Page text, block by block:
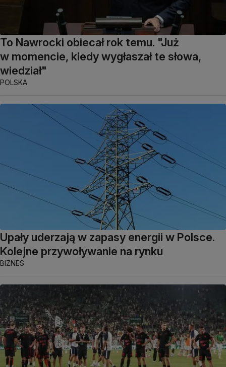
To Nawrocki obiecał rok temu. "Już
w momencie, kiedy wygłaszał te słowa,
wiedział"
POLSKA
Upały uderzają w zapasy energii w Polsce.
Kolejne przywoływanie na rynku
BIZNES